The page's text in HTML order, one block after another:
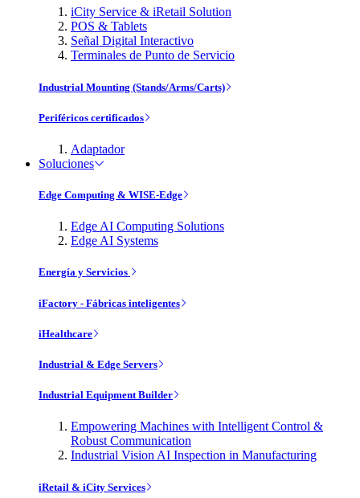
iCity Service & iRetail Solution
POS & Tablets
Señal Digital Interactivo
Terminales de Punto de Servicio
Industrial Mounting (Stands/Arms/Carts)
Periféricos certificados
Adaptador
Soluciones
Edge Computing & WISE-Edge
Edge AI Computing Solutions
Edge AI Systems
Energía y Servicios
iFactory - Fábricas inteligentes
iHealthcare
Industrial & Edge Servers
Industrial Equipment Builder
Empowering Machines with Intelligent Control &
Robust Communication
Industrial Vision AI Inspection in Manufacturing
iRetail & iCity Services